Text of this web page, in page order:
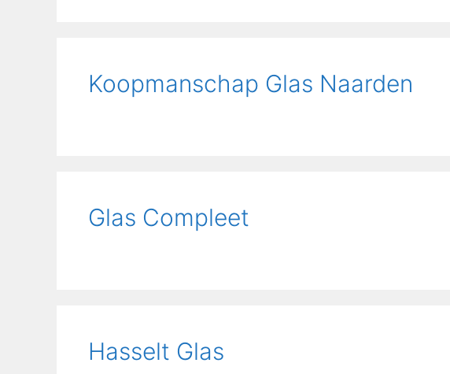
Koopmanschap Glas Naarden
Glas Compleet
Hasselt Glas